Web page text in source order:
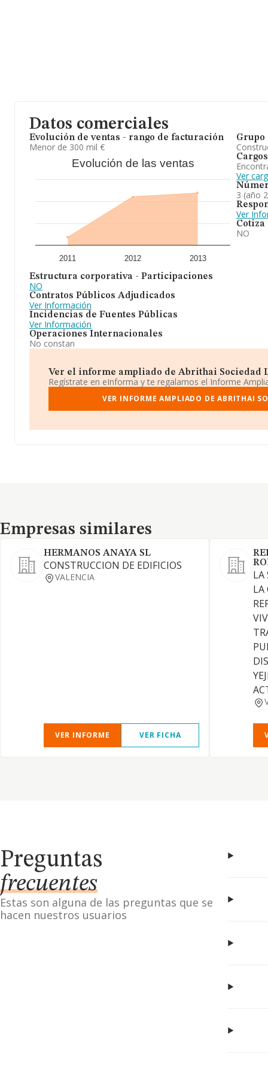
Datos comerciales
Evolución de ventas - rango de facturación
Menor de 300 mil €
Evolución de las ventas
2011 2012 2013
Estructura corporativa - Participaciones
NO
Contratos Públicos Adjudicados
Ver Información
Incidencias de Fuentes Públicas
Ver Información
Operaciones Internacionales
No constan
Grupo
Cargos
Ver
3 (año
Ver
Cotiza
NO
Ver el informe ampliado de Abrithai Sociedad
Regístrate en eInforma y te regalamos el Informe
VER INFORME AMPLIADO DE ABRITHAI
Empresas similares
Empresas similares
HERMANOS ANAYA SL
CONSTRUCCION DE EDIFICIOS
VALENCIA
VER INFORME VER FICHA
LA
LA
Preguntas
frecuentes
Estas son alguna de las preguntas que se
hacen nuestros usuarios